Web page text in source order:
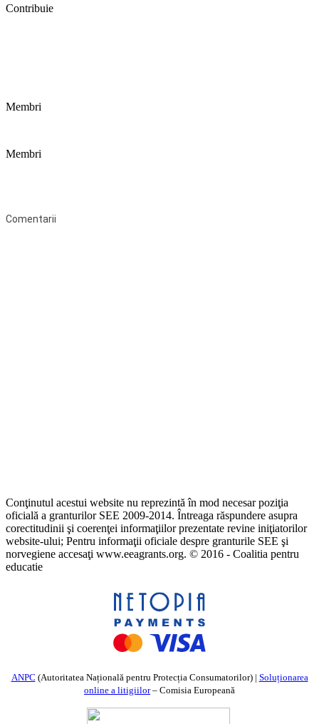
Contribuie
Membri
Membri
Comentarii
Conţinutul acestui website nu reprezintă în mod necesar poziţia
oficială a granturilor SEE 2009-2014. Întreaga răspundere asupra
corectitudinii şi coerenţei informaţiilor prezentate revine iniţiatorilor
website-ului; Pentru informaţii oficiale despre granturile SEE şi
norvegiene accesaţi www.eeagrants.org. © 2016 - Coalitia pentru
educatie
ANPC (Autoritatea Națională pentru Protecția Consumatorilor) | Soluționarea
online a litigiilor– Comisia Europeană